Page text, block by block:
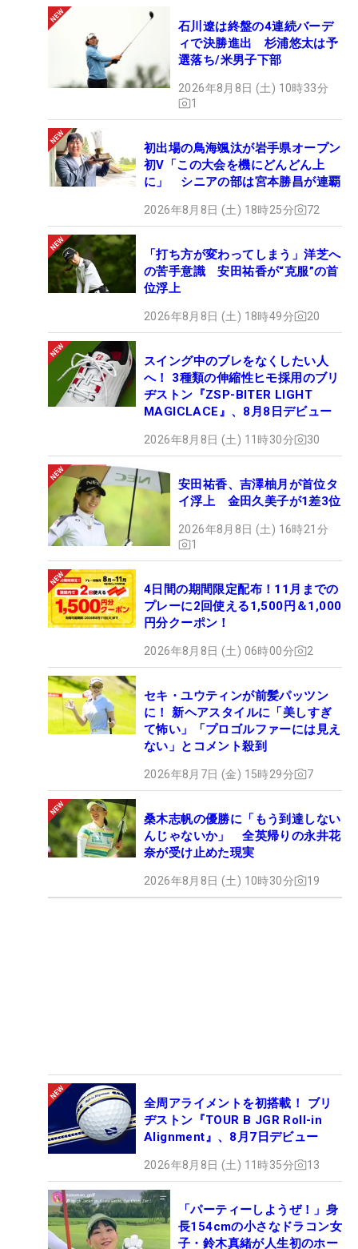
石川遼は終盤の4連続バーデ
ィで決勝進出 杉浦悠太は予
選落ち/米男子下部
2026年8月8日 (土) 10時33分
1
初出場の鳥海颯汰が岩手県オープン
初V「この大会を機にどんどん上
に」 シニアの部は宮本勝昌が連覇
2026年8月8日 (土) 18時25分 72
「打ち方が変わってしまう」洋芝へ
の苦手意識 安田祐香が“克服”の首
位浮上
2026年8月8日 (土) 18時49分 20
スイング中のブレをなくしたい人
へ！ 3種類の伸縮性ヒモ採用のブリ
ヂストン『ZSP-BITER LIGHT
MAGICLACE』、8月8日デビュー
2026年8月8日 (土) 11時30分 30
安田祐香、吉澤柚月が首位タ
イ浮上 金田久美子が1差3位
2026年8月8日 (土) 16時21分
1
4日間の期間限定配布！11月までの
プレーに2回使える1,500円＆1,000
円分クーポン！
2026年8月8日 (土) 06時00分 2
セキ・ユウティンが前髪パッツン
に！ 新ヘアスタイルに「美しすぎ
て怖い」「プロゴルファーには見え
ない」とコメント殺到
2026年8月7日 (金) 15時29分 7
桑木志帆の優勝に「もう到達しない
んじゃないか」 全英帰りの永井花
奈が受け止めた現実
2026年8月8日 (土) 10時30分 19
全周アライメントを初搭載！ ブリ
ヂストン『TOUR B JGR Roll-in
Alignment』、8月7日デビュー
2026年8月8日 (土) 11時35分 13
「パーティーしようぜ！」身
長154cmの小さなドラコン女
子・鈴木真緒が人生初のホー